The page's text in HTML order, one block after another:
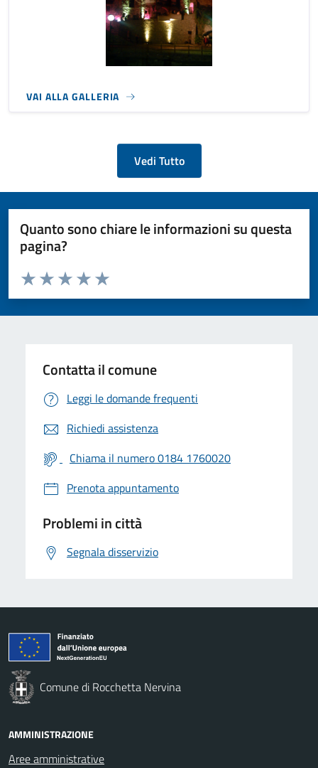
VAI ALLA GALLERIA
Vedi Tutto
Quanto sono chiare le informazioni su questa
pagina?
Valuta da 1 a 5 stelle la pagina
Valuta 5 stelle su 5
Valuta 4 stelle su 5
Valuta 3 stelle su 5
Valuta 2 stelle su 5
Valuta 1 stelle su 5
Contatta il comune
Leggi le domande frequenti
Richiedi assistenza
Chiama il numero 0184 1760020
Prenota appuntamento
Problemi in città
Segnala disservizio
Comune di Rocchetta Nervina
AMMINISTRAZIONE
Aree amministrative